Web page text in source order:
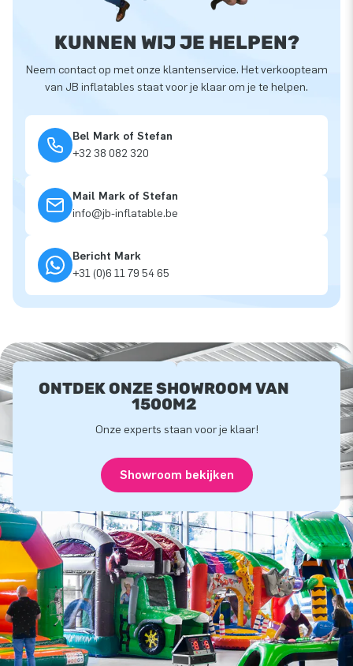
KUNNEN WIJ JE HELPEN?
Neem contact op met onze klantenservice. Het verkoopteam
van JB inflatables staat voor je klaar om je te helpen.
Bel Mark of Stefan
+32 38 082 320
Mail Mark of Stefan
info@jb-inflatable.be
Bericht Mark
+31 (0)6 11 79 54 65
ONTDEK ONZE SHOWROOM VAN
1500M2
Onze experts staan voor je klaar!
Showroom bekijken